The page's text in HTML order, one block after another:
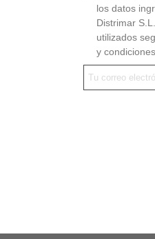
los datos
Distrimar
utilizados
y